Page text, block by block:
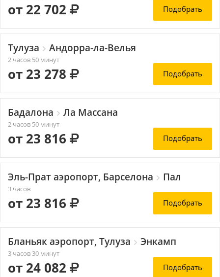
от 22 702 Подобрать
Тулуза Андорра-ла-Велья
2 часов 50 минут
от 23 278 Подобрать
Бадалона Ла Массана
2 часов 50 минут
от 23 816 Подобрать
Эль-Прат аэропорт, Барселона Пал
3 часов
от 23 816 Подобрать
Бланьяк аэропорт, Тулуза Энкамп
3 часов 30 минут
от 24 082 Подобрать